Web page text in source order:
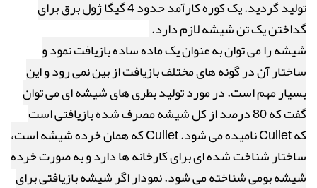
تولید گردید. یک کوره کارآمد حدود 4 گیگا ژول برق برای
گداختن یک تن شیشه لازم دارد.
شیشه را می توان به عنوان یک ماده ساده بازیافت نمود و
ساختار آن در گونه های مختلف بازیافت از بین نمی رود و این
بسیار مهم است. در مورد تولید بطری های شیشه ای می توان
گفت که 80 درصد از کل شیشه مصرف شده بازیافتی است
کهCulletنامیده می شود.Culletکه همان خرده شیشه است،
ساختار شناخت شده ای برای کارخانه ها دارد و به صورت خرده
شیشه بومی شناخته می شود. نمودار اگر شیشه بازیافتی برای